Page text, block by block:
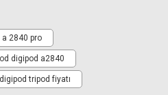
a 2840 pro
digipod a2840
digipod tripod fiyatı